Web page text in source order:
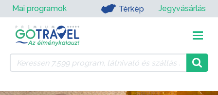
Mai programok Térkép Jegyvásárlás